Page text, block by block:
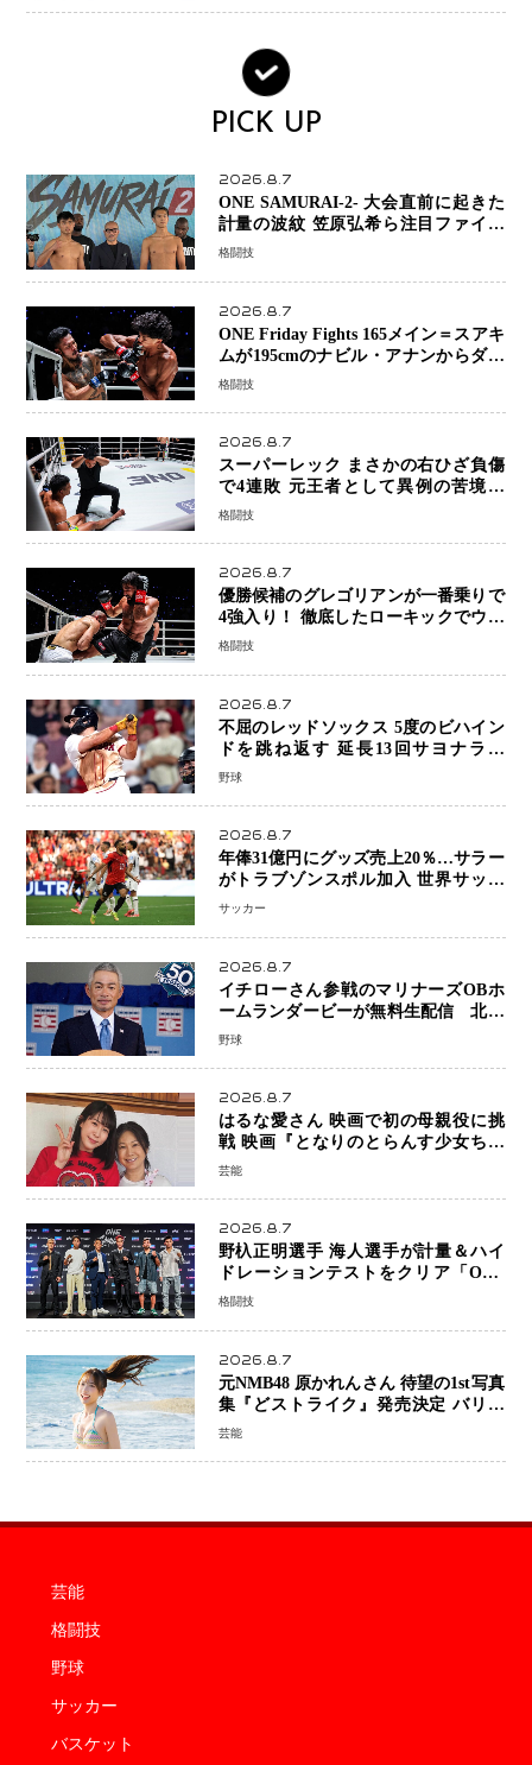
PICK UP
2026.8.7
ONE SAMURAI-2- 大会直前に起きた
計量の波紋 笠原弘希ら注目ファイタ
ーは契約体重で決戦へ、山本歩夢と平
格闘技
2026.8.7
ONE Friday Fights 165メイン＝スアキ
ムが195cmのナビル・アナンからダウ
ン奪取！猛反撃を耐え抜き判定勝利、
格闘技
2026.8.7
スーパーレック まさかの右ひざ負傷
で4連敗 元王者として異例の苦境…
「アクシデント」でも消えない危険信
格闘技
2026.8.7
優勝候補のグレゴリアンが一番乗りで
4強入り！ 徹底したローキックでウス
ビャンを攻略、判定勝利
格闘技
2026.8.7
不屈のレッドソックス 5度のビハイン
ドを跳ね返す 延長13回サヨナラ勝
ち 吉田正尚選手も2安打1打点で貢献 4
野球
2026.8.7
年俸31億円にグッズ売上20％…サラー
がトラブゾンスポル加入 世界サッカ
ーは「五大リーグ一強」から新時代へ
サッカー
2026.8.7
イチローさん参戦のマリナーズOBホ
ームランダービーが無料生配信 北米
ならではの“魅せる興行”に世界が注目
野球
2026.8.7
はるな愛さん 映画で初の母親役に挑
戦 映画『となりのとらんす少女ちゃ
ん』11月7日公開 未来の自分との対話
芸能
2026.8.7
野杁正明選手 海人選手が計量＆ハイ
ドレーションテストをクリア「ONE
SAMURAI 2」決戦へ万全の準備整う
格闘技
2026.8.7
元NMB48 原かれんさん 待望の1st写真
集『どストライク』発売決定 バリで
魅せる25歳の新境地
芸能
芸能
格闘技
野球
サッカー
バスケット